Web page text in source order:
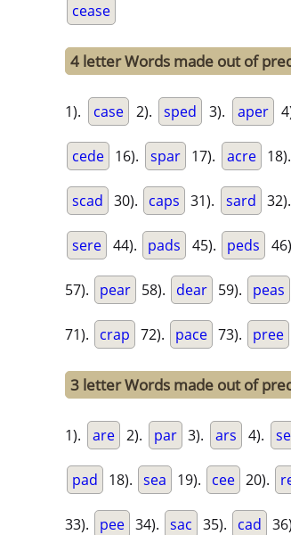
cease
4 letter Words made out of
1). case 2). sped 3). aper
cede 16). spar 17). acre 18).
scad 30). caps 31). sard 32).
sere 44). pads 45). peds
57). pear 58). dear 59). peas
71). crap 72). pace 73). pree
3 letter Words made out of
1). are 2). par 3). ars 4).
pad 18). sea 19). cee 20).
33). pee 34). sac 35). cad